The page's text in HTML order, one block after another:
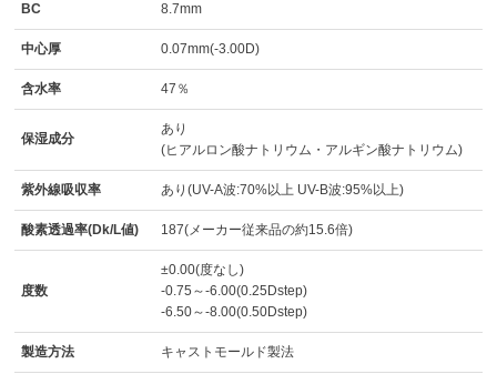
BC 8.7mm
中心厚 0.07mm(-3.00D)
含水率 47％
保湿成分
あり
(ヒアルロン酸ナトリウム・アルギン酸ナトリウム)
紫外線吸収率 あり(UV-A波:70%以上 UV-B波:95%以上)
酸素透過率(Dk/L値) 187(メーカー従来品の約15.6倍)
度数
±0.00(度なし)
-0.75～-6.00(0.25Dstep)
-6.50～-8.00(0.50Dstep)
製造方法 キャストモールド製法